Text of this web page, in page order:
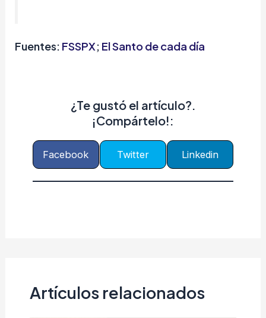
Fuentes: FSSPX; El Santo de cada día
¿Te gustó el artículo?.
¡Compártelo!:
Facebook Twitter Linkedin
Artículos relacionados